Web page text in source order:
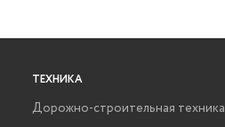
ТЕХНИКА
Дорожно-строительная техника